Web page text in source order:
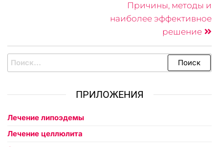
Причины, методы и
наиболее эффективное
решение
ПРИЛОЖЕНИЯ
Лечение липоэдемы
Лечение целлюлита